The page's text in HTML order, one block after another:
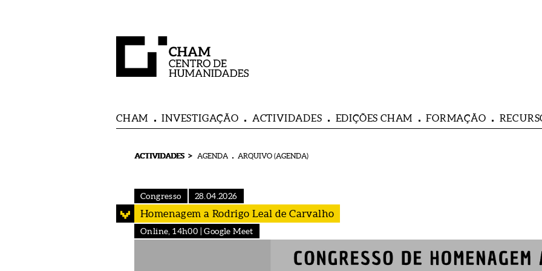
CHAM INVESTIGAÇÃO ACTIVIDADES EDIÇÕES CHAM FORMAÇÃO
ACTIVIDADES > AGENDA ARQUIVO (AGENDA)
Congresso 28.04.2026
Homenagem a Rodrigo Leal de Carvalho
Online, 14h00 | Google Meet